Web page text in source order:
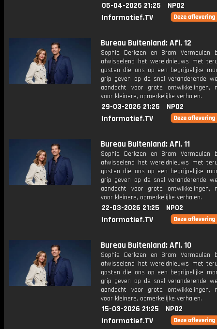
05-04-2026 21:25
NPO2
Informatief.TV
Bureau Buitenland: Afl. 12
Sophie Derkzen en Bram Vermeulen
afwisselend het wereldnieuws met
gasten die ons op een begrijpelijke
grip geven op de snel veranderende
aandacht voor grote ontwikkelingen,
voor kleinere, opmerkelijke verhalen.
29-03-2026 21:25
NPO2
Informatief.TV
Bureau Buitenland: Afl. 11
Sophie Derkzen en Bram Vermeulen
afwisselend het wereldnieuws met
gasten die ons op een begrijpelijke
grip geven op de snel veranderende
aandacht voor grote ontwikkelingen,
voor kleinere, opmerkelijke verhalen.
22-03-2026 21:25
NPO2
Informatief.TV
Bureau Buitenland: Afl. 10
Sophie Derkzen en Bram Vermeulen
afwisselend het wereldnieuws met
gasten die ons op een begrijpelijke
grip geven op de snel veranderende
aandacht voor grote ontwikkelingen,
voor kleinere, opmerkelijke verhalen.
15-03-2026 21:25
NPO2
Informatief.TV